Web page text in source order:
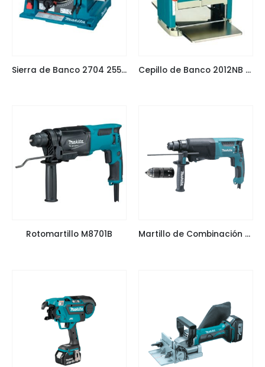
Sierra de Banco 2704 255mm (10″) Cepillo de Banco 2012NB 302mm (12″)
Rotomartillo M8701B Martillo de Combinación HR2630T